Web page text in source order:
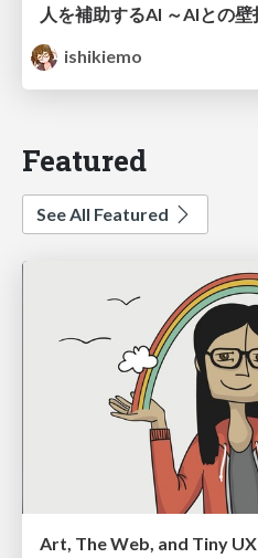
ishikiemo
Featured
See All Featured
Art, The Web, and Tiny UX